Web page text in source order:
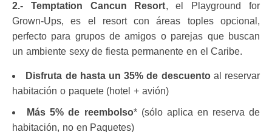
2.- Temptation Cancun Resort, el Playground for
Grown-Ups, es el resort con áreas toples opcional,
perfecto para grupos de amigos o parejas que buscan
un ambiente sexy de fiesta permanente en el Caribe.
Disfruta de hasta un 35% de descuentoal reservar
habitación o paquete (hotel + avión)
Más 5% de reembolso* (sólo aplica en reserva de
habitación, no en Paquetes)